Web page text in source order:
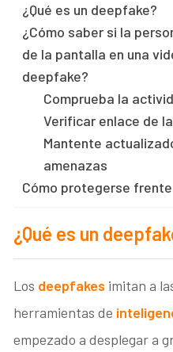
¿Qué es un deepfake?
¿Cómo saber si la
de la pantalla en una
deepfake?
Comprueba la
Verificar enlace de
Mantente
amenazas
Cómo protegerse
¿Qué es un
Los deepfakes imitan a
herramientas de
empezado a desplegar a